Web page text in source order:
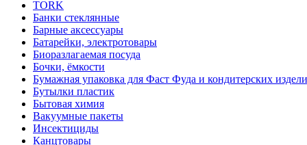
TORK
Банки стеклянные
Барные аксессуары
Батарейки, электротовары
Биоразлагаемая посуда
Бочки, ёмкости
Бумажная упаковка для Фаст Фуда и кондитерских
Бутылки пластик
Бытовая химия
Вакуумные пакеты
Инсектициды
Канцтовары